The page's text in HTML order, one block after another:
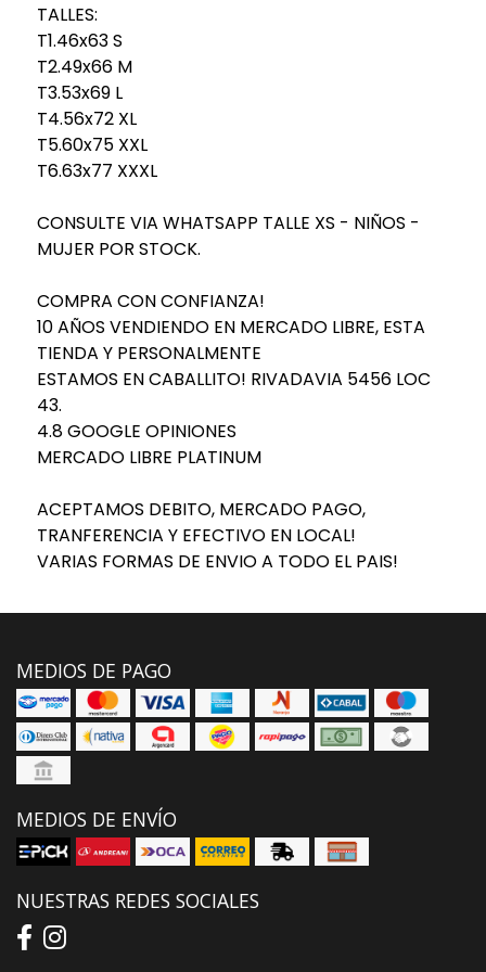
TALLES:
T1.46x63 S
T2.49x66 M
T3.53x69 L
T4.56x72 XL
T5.60x75 XXL
T6.63x77 XXXL
CONSULTE VIA WHATSAPP TALLE XS - NIÑOS -
MUJER POR STOCK.
COMPRA CON CONFIANZA!
10 AÑOS VENDIENDO EN MERCADO LIBRE, ESTA
TIENDA Y PERSONALMENTE
ESTAMOS EN CABALLITO! RIVADAVIA 5456 LOC
43.
4.8 GOOGLE OPINIONES
MERCADO LIBRE PLATINUM
ACEPTAMOS DEBITO, MERCADO PAGO,
TRANFERENCIA Y EFECTIVO EN LOCAL!
VARIAS FORMAS DE ENVIO A TODO EL PAIS!
MEDIOS DE PAGO
MEDIOS DE ENVÍO
NUESTRAS REDES SOCIALES